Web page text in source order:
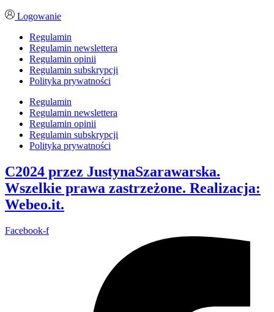
Logowanie
Regulamin
Regulamin newslettera
Regulamin opinii
Regulamin subskrypcji
Polityka prywatności
Regulamin
Regulamin newslettera
Regulamin opinii
Regulamin subskrypcji
Polityka prywatności
C2024 przez JustynaSzarawarska.
Wszelkie prawa zastrzeżone. Realizacja:
Webeo.it.
Facebook-f